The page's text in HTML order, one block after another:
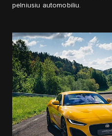
pelniusiu automobiliu.